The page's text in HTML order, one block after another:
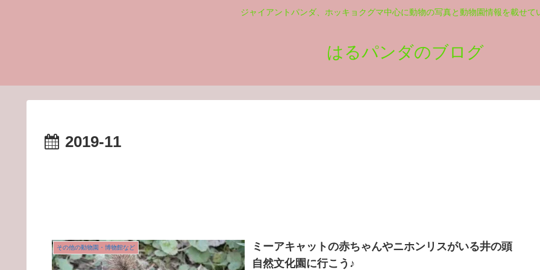
ジャイアントパンダ、ホッキョクグマ中心に動物の写真と動物園情報を載せて
はるパンダのブログ
2019-11
その他の動物園・博物館など
ミーアキャットの赤ちゃんやニホンリスがいる井の頭
自然文化園に行こう♪